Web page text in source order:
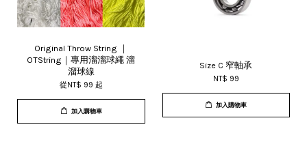
Original Throw String ｜
OTString｜專用溜溜球繩 溜
溜球線
從NT$ 99 起
加入購物車
Size C 窄軸承
NT$ 99
加入購物車